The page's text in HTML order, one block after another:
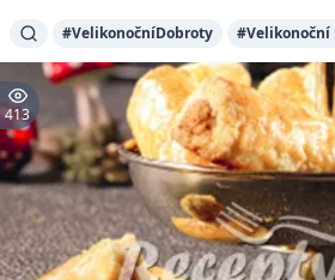
#VelikonočníDobroty #Velikonoční
413